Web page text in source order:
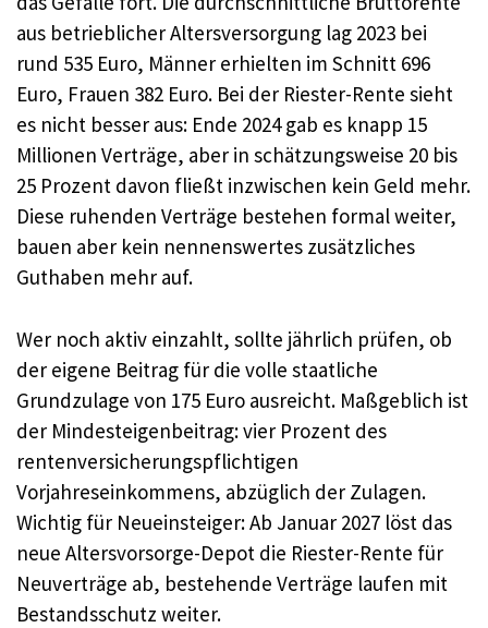
aus betrieblicher Altersversorgung lag 2023 bei
rund 535 Euro, Männer erhielten im Schnitt 696
Euro, Frauen 382 Euro. Bei der Riester-Rente sieht
es nicht besser aus: Ende 2024 gab es knapp 15
Millionen Verträge, aber in schätzungsweise 20 bis
25 Prozent davon fließt inzwischen kein Geld mehr.
Diese ruhenden Verträge bestehen formal weiter,
bauen aber kein nennenswertes zusätzliches
Guthaben mehr auf.
Wer noch aktiv einzahlt, sollte jährlich prüfen, ob
der eigene Beitrag für die volle staatliche
Grundzulage von 175 Euro ausreicht. Maßgeblich ist
der Mindesteigenbeitrag: vier Prozent des
rentenversicherungspflichtigen
Vorjahreseinkommens, abzüglich der Zulagen.
Wichtig für Neueinsteiger: Ab Januar 2027 löst das
neue Altersvorsorge-Depot die Riester-Rente für
Neuverträge ab, bestehende Verträge laufen mit
Bestandsschutz weiter.